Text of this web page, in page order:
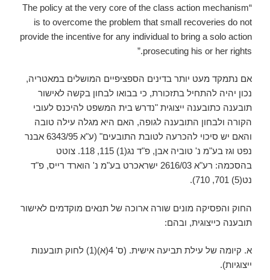
“The policy at the very core of the class action mechanism
is to overcome the problem that small recoveries do not
provide the incentive for any individual to bring a solo action
prosecuting his or her rights.”
אם נתמקד מעט יותר בדינים הספציפיים המושלים במאטריה,
נכון יהיה להתחיל בתזכורת, כי בבואו לבחון בקשה לאישור
תובענה כתובענה ייצוגית "נדרש בית המשפט להיכנס לעובי
הקורה ולבחון התובענה לגופה, האם היא מגלה עילה טובה
והאם יש סיכוי להכרעה לטובת התובעים" (ע"א 6343/95 אבנר
נפט וגז בע"מ נ' טוביה אבן, פ"ד נג(1) 115, 118. צוטט
בהסכמה: רע"א 2616/03 ישראכרט בע"מ נ' הוארד רייס, פ"ד
נט(5) 701, 710).
החוק והפסיקה מונים שורה ארוכה של תנאים מוקדמים לאישור
תובענה כייצוגית, ובהם:
א. קיומה של עילת תביעה אישית. (ס' 4(א)(1) לחוק תובענות
ייצוגיות).